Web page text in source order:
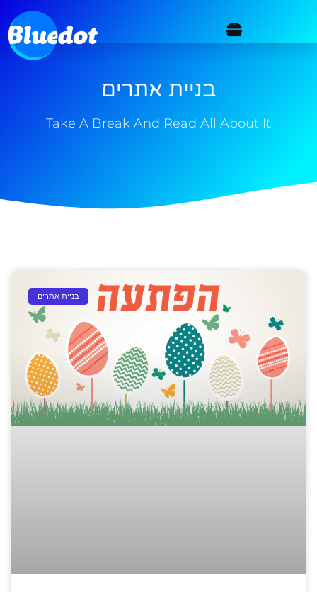
בניית אתרים
Take A Break And Read All About It
בניית אתרים